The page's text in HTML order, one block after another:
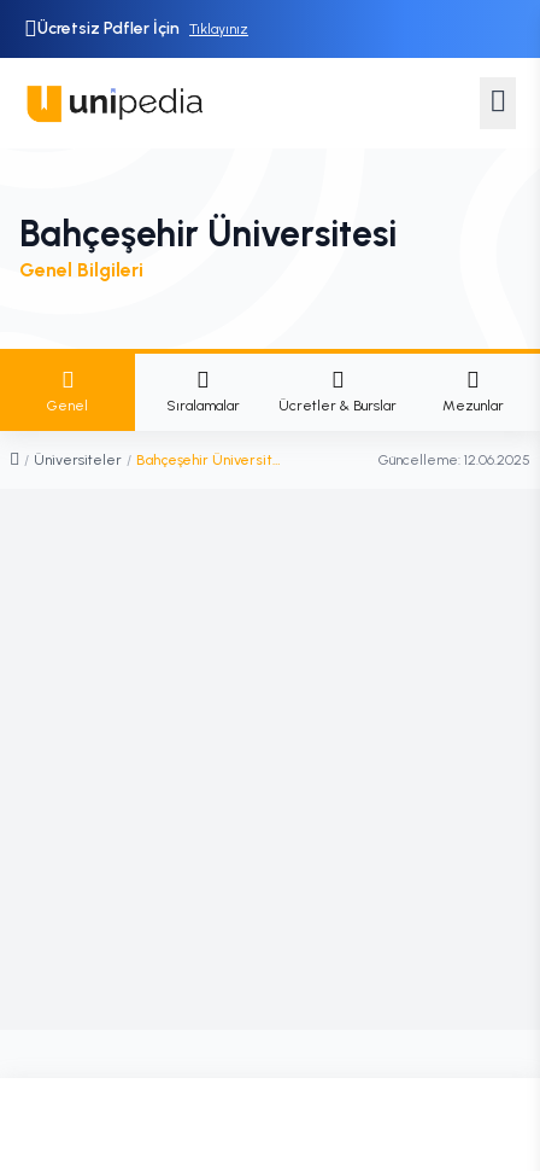
Ücretsiz Pdfler İçin Tıklayınız
Bahçeşehir Üniversitesi
Genel Bilgileri
Genel Sıralamalar Ücretler & Burslar Mezunlar
/ Üniversiteler / Bahçeşehir Üniversitesi Güncelleme: 12.06.2025